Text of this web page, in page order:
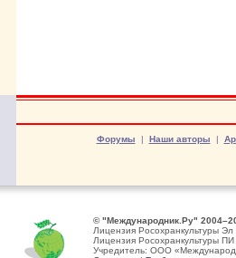
Форумы | Наши авторы |
© "Международник.Ру"
Лицензия Росохранкультуры
Лицензия Росохранкультуры
Учредитель: ООО